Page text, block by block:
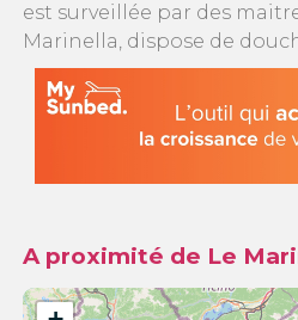
est surveillée par des
Marinella, dispose de
A proximité de Le